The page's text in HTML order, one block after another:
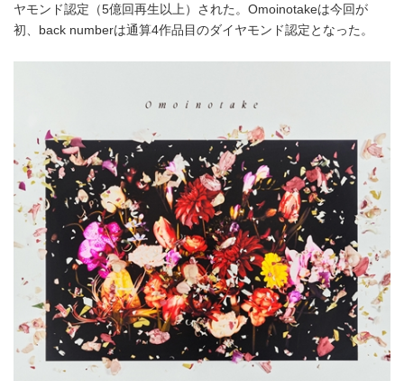
ヤモンド認定（5億回再生以上）された。Omoinotakeは今回が
初、back numberは通算4作品目のダイヤモンド認定となった。